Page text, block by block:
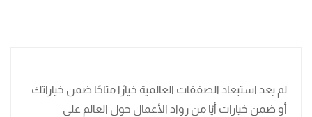
لم يعد استبعاد الصفقات العالمية خيارًا متاحًا ضمن خياراتك
أو ضمن خيارات أيًا من رواد الأعمال حول العالم على